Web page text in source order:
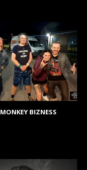
MONKEY BIZNESS